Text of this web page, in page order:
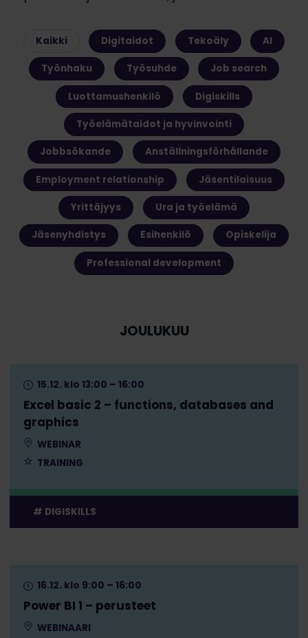
Kaikki Digitaidot Tekoäly AI
Työnhaku Työsuhde Job search
Luottamushenkilö Digiskills
Työelämätaidot ja hyvinvointi
Jobbsökande Anställningsförhållande
Employment relationship Jäsentilaisuus
Yrittäjyys Ura ja työelämä
Jäsenyhdistys Esihenkilö Opiskelija
Professional development
JOULUKUU
Excel basic 2 – functions, databases and
graphics
15.12. klo 13:00 – 16:00
WEBINAR
TRAINING
DIGISKILLS
Power BI 1 – perusteet
16.12. klo 9:00 – 16:00
WEBINAARI